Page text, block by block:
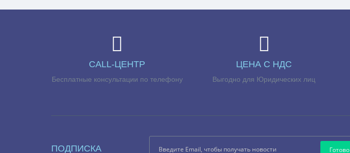
CALL-ЦЕНТР
Бесплатные консультации по телефону
ЦЕНА С НДС
Выгодно для Юридических лиц
ПОДПИСКА Готово